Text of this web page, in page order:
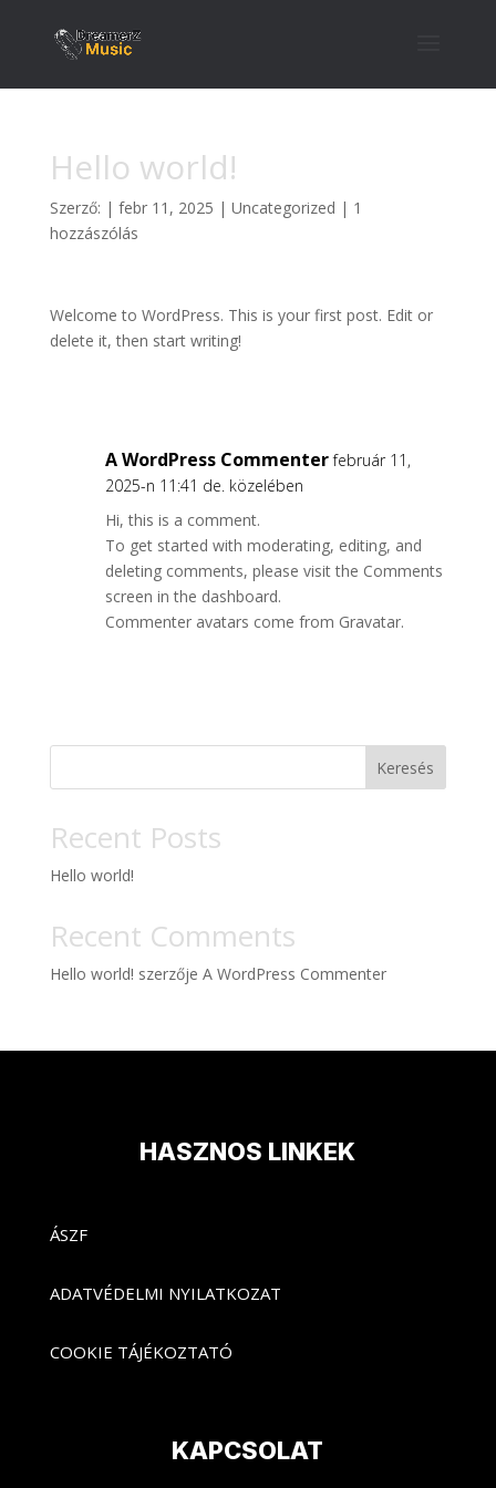
Hello world!
Szerző: | febr 11, 2025 | Uncategorized | 1
hozzászólás
Welcome to WordPress. This is your first post. Edit or
delete it, then start writing!
A WordPress Commenter február 11,
2025-n 11:41 de. közelében
Hi, this is a comment.
To get started with moderating, editing, and
deleting comments, please visit the Comments
screen in the dashboard.
Commenter avatars come from Gravatar.
Keresés
Recent Posts
Hello world!
Recent Comments
Hello world! szerzője A WordPress Commenter
HASZNOS LINKEK
ÁSZF
ADATVÉDELMI NYILATKOZAT
COOKIE TÁJÉKOZTATÓ
KAPCSOLAT